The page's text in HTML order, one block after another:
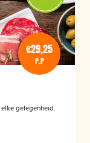
€29,25
P.P
gelegenheid.